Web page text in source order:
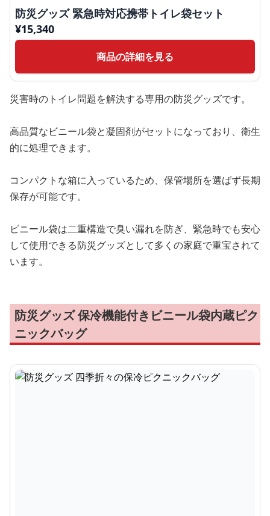
防災グッズ 緊急時対応携帯トイレ袋セット
¥15,340
商品の詳細を見る
災害時のトイレ問題を解決する専用の防災グッズです。
高品質なビニール袋と凝固剤がセットになっており、衛生
的に処理できます。
コンパクトな箱に入っているため、保管場所を選ばず長期
保存が可能です。
ビニール袋は二重構造で臭い漏れを防ぎ、緊急時でも安心
して使用できる防災グッズとして多くの家庭で重宝されて
います。
防災グッズ 保冷機能付きビニール袋内蔵ピク
ニックバッグ